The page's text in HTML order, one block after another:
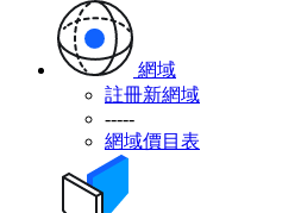
網域
註冊新網域
-----
網域價目表